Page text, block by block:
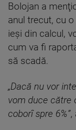
Bolojan a
anul trecut, cu
ieşi din calcul,
cum va fi
să scadă.
„Dacă nu vor
vom duce către
coborî spre 6%”,